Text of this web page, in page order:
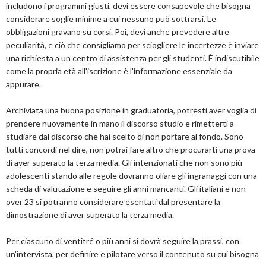
includono i programmi giusti, devi essere consapevole che bisogna
considerare soglie minime a cui nessuno può sottrarsi. Le
obbligazioni gravano su corsi. Poi, devi anche prevedere altre
peculiarità, e ciò che consigliamo per sciogliere le incertezze è inviare
una richiesta a un centro di assistenza per gli studenti. È indiscutibile
come la propria età all'iscrizione è l'informazione essenziale da
appurare.
Archiviata una buona posizione in graduatoria, potresti aver voglia di
prendere nuovamente in mano il discorso studio e rimetterti a
studiare dal discorso che hai scelto di non portare al fondo. Sono
tutti concordi nel dire, non potrai fare altro che procurarti una prova
di aver superato la terza media. Gli intenzionati che non sono più
adolescenti stando alle regole dovranno oliare gli ingranaggi con una
scheda di valutazione e seguire gli anni mancanti. Gli italiani e non
over 23 si potranno considerare esentati dal presentare la
dimostrazione di aver superato la terza media.
Per ciascuno di ventitré o più anni si dovrà seguire la prassi, con
un'intervista, per definire e pilotare verso il contenuto su cui bisogna